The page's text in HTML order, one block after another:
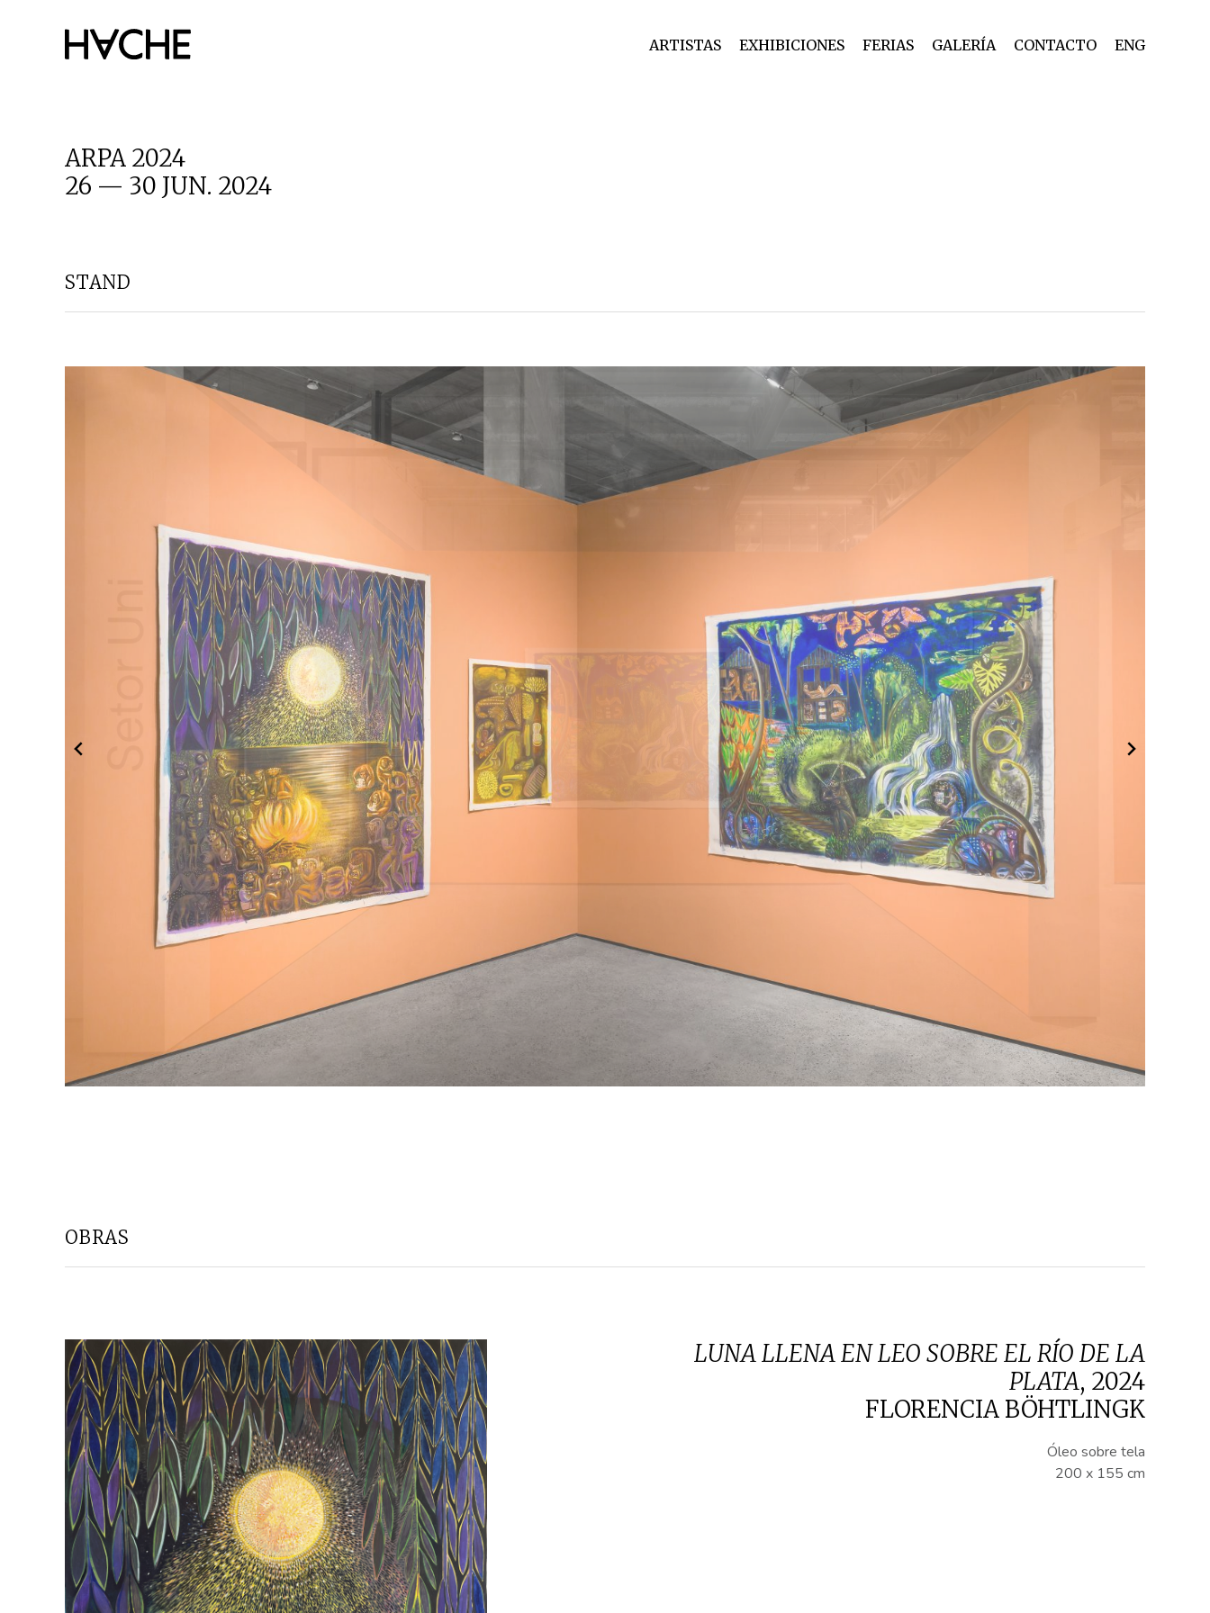
contenido
ARTISTAS EXHIBICIONES FERIAS GALERÍA CONTACTO ENG
ARPA 2024
26 — 30 JUN. 2024
STAND
OBRAS
LUNA LLENA EN LEO SOBRE EL RÍO DE LA
PLATA, 2024
FLORENCIA BÖHTLINGK
Óleo sobre tela
200 x 155 cm